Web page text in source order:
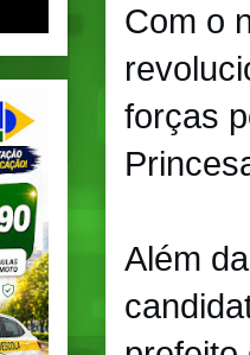
Com o
forças
Além